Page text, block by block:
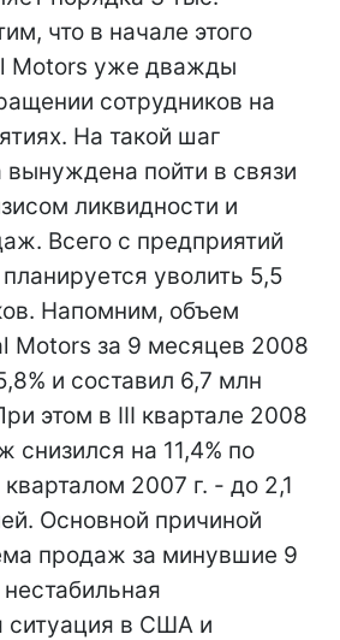
что в начале этого
Motors уже дважды
сотрудников на
На такой шаг
пойти в связи
ликвидности и
Всего с предприятий
уволить 5,5
Напомним, объем
Motors за 9 месяцев 2008
и составил 6,7 млн
этом в III квартале 2008
снизился на 11,4% по
2007 г. - до 2,1
Основной причиной
продаж за минувшие 9
ситуация в США и